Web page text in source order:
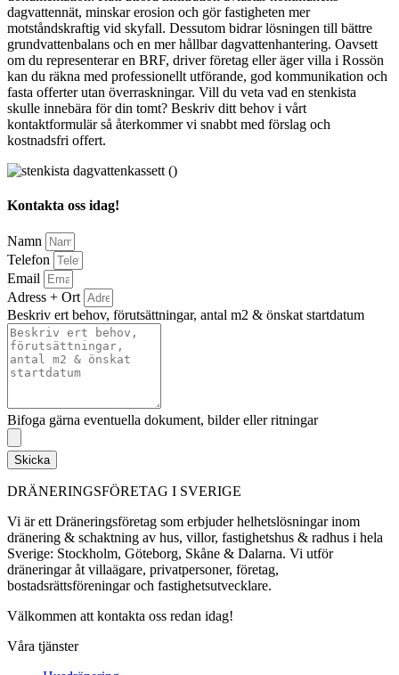
dagvattennät, minskar erosion och gör fastigheten mer
motståndskraftig vid skyfall. Dessutom bidrar lösningen till bättre
grundvattenbalans och en mer hållbar dagvattenhantering. Oavsett
om du representerar en BRF, driver företag eller äger villa i Rossön
kan du räkna med professionellt utförande, god kommunikation och
fasta offerter utan överraskningar. Vill du veta vad en stenkista
skulle innebära för din tomt? Beskriv ditt behov i vårt
kontaktformulär så återkommer vi snabbt med förslag och
kostnadsfri offert.
Kontakta oss idag!
Namn
Telefon
Email
Adress + Ort
Beskriv ert behov, förutsättningar, antal m2 & önskat startdatum
Bifoga gärna eventuella dokument, bilder eller ritningar
Skicka
DRÄNERINGSFÖRETAG I SVERIGE
Vi är ett Dräneringsföretag som erbjuder helhetslösningar inom
dränering & schaktning av hus, villor, fastighetshus & radhus i hela
Sverige: Stockholm, Göteborg, Skåne & Dalarna. Vi utför
dräneringar åt villaägare, privatpersoner, företag,
bostadsrättsföreningar och fastighetsutvecklare.
Välkommen att kontakta oss redan idag!
Våra tjänster